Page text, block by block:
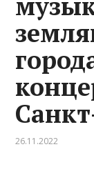
26.11.2022